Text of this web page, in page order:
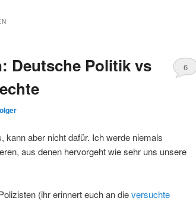
Deutsche Politik vs
6
kann aber nicht dafür. Ich werde niemals
aus denen hervorgeht wie sehr uns unsere
(ihr erinnert euch an dieversuchte